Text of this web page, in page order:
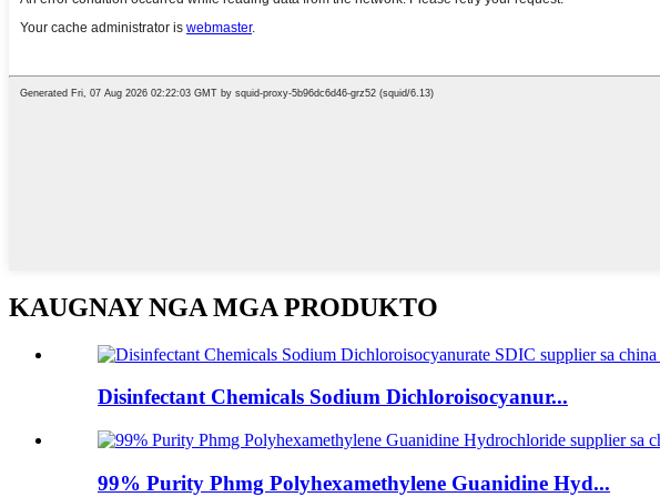
KAUGNAY NGA MGA PRODUKTO
Disinfectant Chemicals Sodium Dichloroisocyanur...
99% Purity Phmg Polyhexamethylene Guanidine Hyd...